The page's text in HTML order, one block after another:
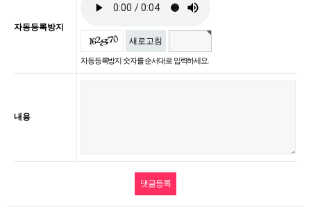
자동등록방지
새로고침
자동등록방지 숫자를 순서대로 입력하세요.
내용